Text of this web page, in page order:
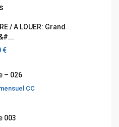
/ A LOUER: Grand
€
– 026
CC
003